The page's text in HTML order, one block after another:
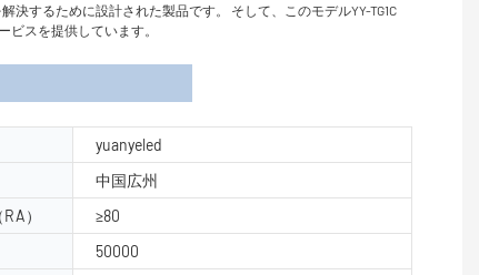
決するために設計された製品です。 そして、このモデルYY-TG1C
スを提供しています。
yuanyeled
中国広州
）
≥80
50000